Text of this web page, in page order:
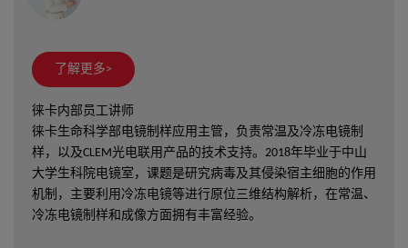
了解更多>
徕卡内部员工讲师
徕卡生命科学部电镜制样应用主管，负责常温及冷冻电镜制
样，以及CLEM光电联用产品的技术支持。2018年毕业于中山
大学生科院电镜室，课题是研究病毒及其侵染宿主细胞的作用
机制，主要利用冷冻电镜等进行原位三维结构解析，在常温、
冷冻电镜制样和成像方面拥有丰富经验。